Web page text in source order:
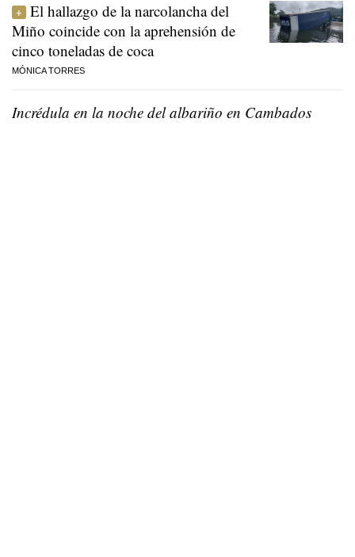
El hallazgo de la narcolancha del
Miño coincide con la aprehensión de
cinco toneladas de coca
MÓNICA TORRES
Incrédula en la noche del albariño en Cambados